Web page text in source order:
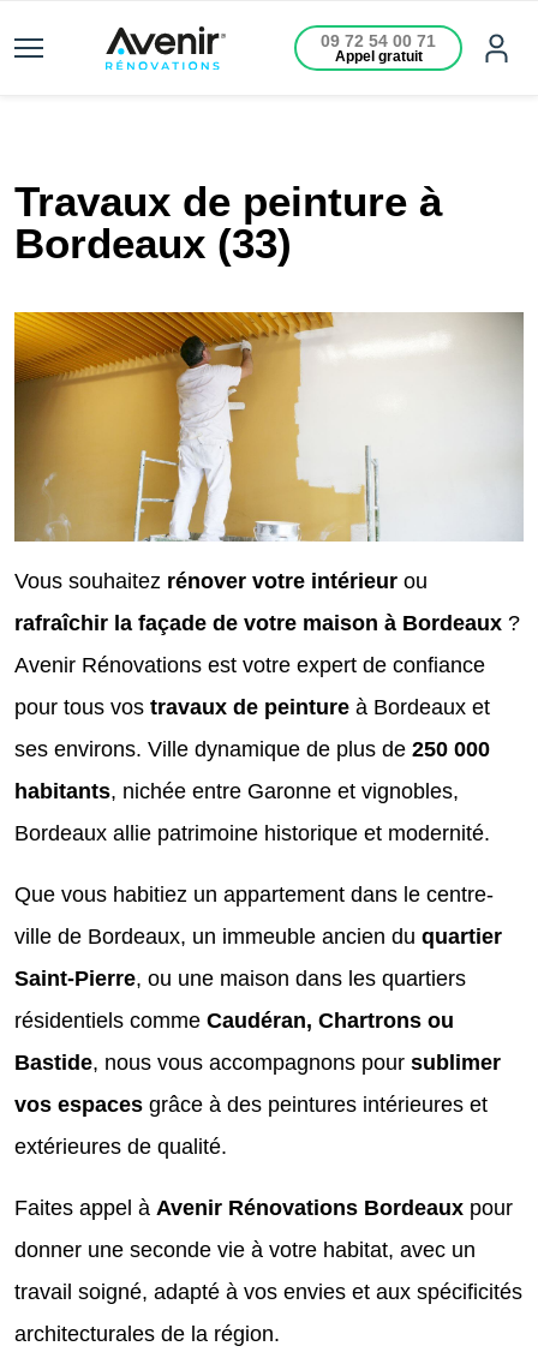
09 72 54 00 71
Appel gratuit
Travaux de peinture à
Bordeaux (33)
Vous souhaitez rénover votre intérieur ou
rafraîchir la façade de votre maison à Bordeaux ?
Avenir Rénovations est votre expert de confiance
pour tous vos travaux de peinture à Bordeaux et
ses environs. Ville dynamique de plus de 250 000
habitants, nichée entre Garonne et vignobles,
Bordeaux allie patrimoine historique et modernité.
Que vous habitiez un appartement dans le centre-
ville de Bordeaux, un immeuble ancien du quartier
Saint-Pierre, ou une maison dans les quartiers
résidentiels comme Caudéran, Chartrons ou
Bastide, nous vous accompagnons pour sublimer
vos espaces grâce à des peintures intérieures et
extérieures de qualité.
Faites appel à Avenir Rénovations Bordeaux pour
donner une seconde vie à votre habitat, avec un
travail soigné, adapté à vos envies et aux spécificités
architecturales de la région.